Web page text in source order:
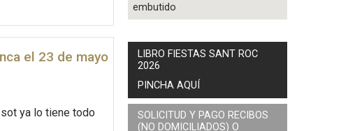
el 23 de mayo
ya lo tiene todo
embutido
LIBRO FIESTAS SANT ROC
2026
PINCHA AQUÍ
SOLICITUD Y PAGO RECIBOS
(NO DOMICILIADOS) O